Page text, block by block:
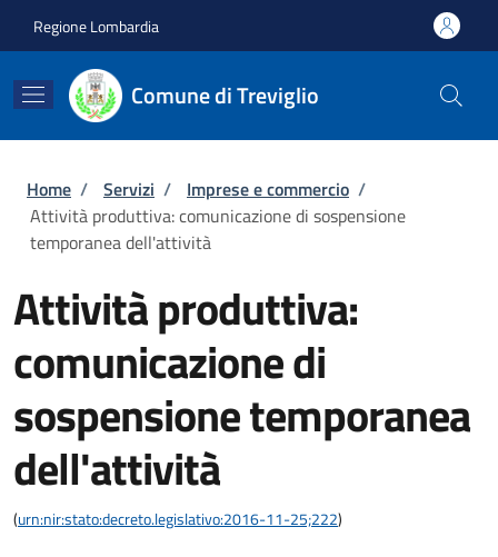
Regione Lombardia
Comune di Treviglio
Briciole di pane
Home / Servizi / Imprese e commercio /
Attività produttiva: comunicazione di sospensione
temporanea dell'attività
Attività produttiva:
comunicazione di
sospensione temporanea
dell'attività
(urn:nir:stato:decreto.legislativo:2016-11-25;222)